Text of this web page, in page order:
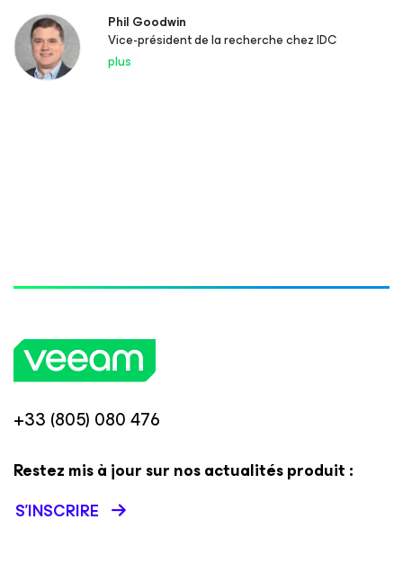
Phil Goodwin
Vice-président de la recherche chez IDC
plus
+33 (805) 080 476
Restez mis à jour sur nos actualités produit :
S’INSCRIRE